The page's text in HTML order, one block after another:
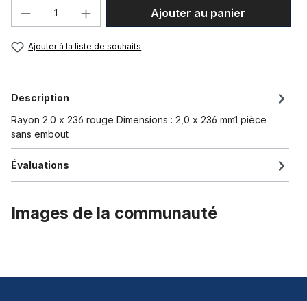
Quantité de produit : Entrez la
Ajouter au panier
Ajouter à la liste de souhaits
Description
Rayon 2.0 x 236 rouge Dimensions : 2,0 x 236 mm1 pièce
sans embout
Évaluations
Images de la communauté